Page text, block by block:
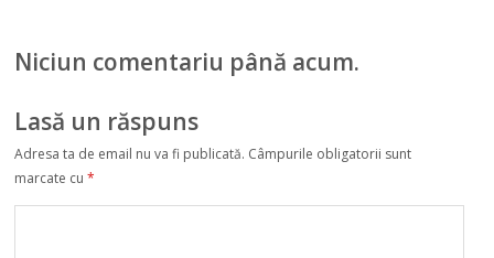
Islanda
European (26 mai
2019)
Niciun comentariu până acum.
Lasă un răspuns
Adresa ta de email nu va fi publicată. Câmpurile obligatorii sunt
marcate cu*